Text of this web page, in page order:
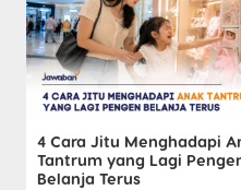
4 Cara Jitu Menghadapi
Tantrum yang Lagi
Belanja Terus